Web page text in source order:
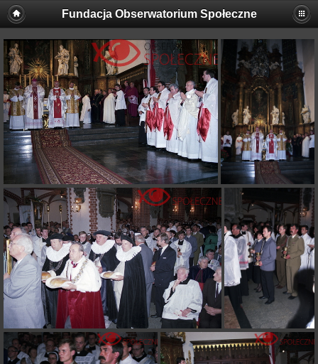
Fundacja Obserwatorium Społeczne